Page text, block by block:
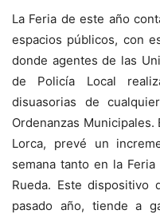
La Feria de este año
espacios públicos, con
donde agentes de las
de Policía Local
disuasorias de
Ordenanzas
Lorca, prevé un
semana tanto en la
Rueda. Este dispositivo
pasado año, tiende a